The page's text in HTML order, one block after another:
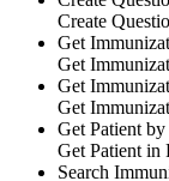
Create
Get
Get
Get
Get
Get Patient
Get Patient in
Search